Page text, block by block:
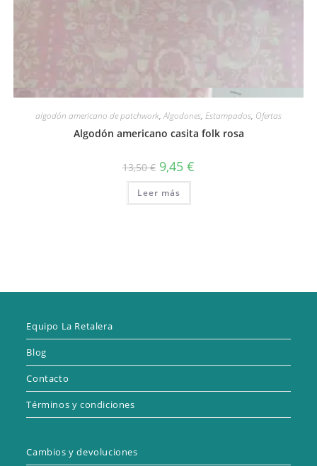
Vista rápida
algodón americano de patchwork,Algodones, Estampados, Ofertas
Algodón americano casita folk rosa
13,50€ El
precio
original
era:
13,50 €.
9,45 €
Leer más
Equipo La Retalera
Blog
Contacto
Términos y condiciones
Cambios y devoluciones